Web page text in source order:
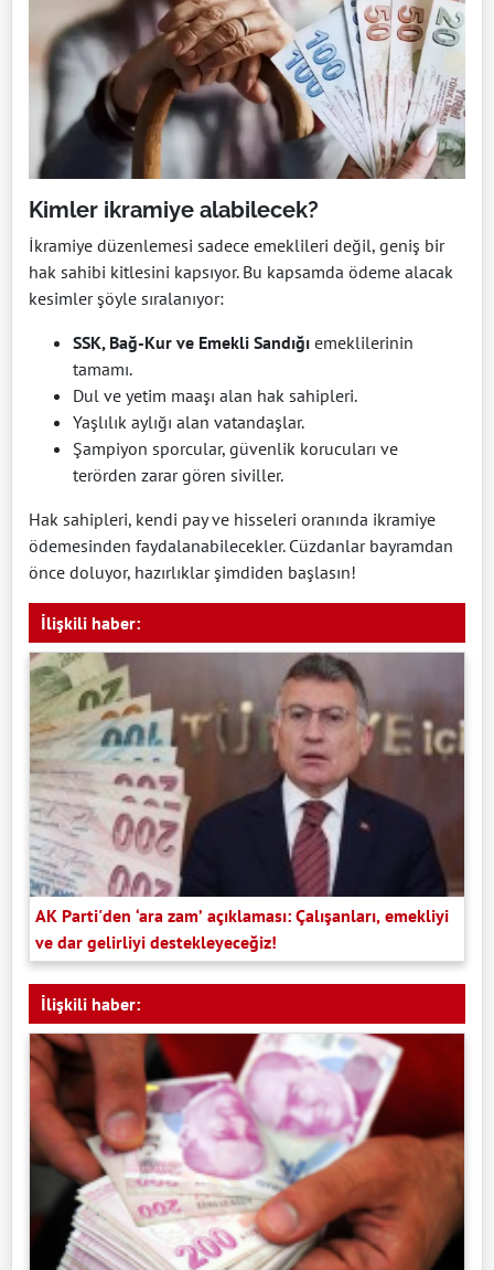
Kimler ikramiye alabilecek?
İkramiye düzenlemesi sadece emeklileri değil, geniş bir
hak sahibi kitlesini kapsıyor. Bu kapsamda ödeme alacak
kesimler şöyle sıralanıyor:
SSK, Bağ-Kur ve Emekli Sandığı emeklilerinin
tamamı.
Dul ve yetim maaşı alan hak sahipleri.
Yaşlılık aylığı alan vatandaşlar.
Şampiyon sporcular, güvenlik korucuları ve
terörden zarar gören siviller.
Hak sahipleri, kendi pay ve hisseleri oranında ikramiye
ödemesinden faydalanabilecekler. Cüzdanlar bayramdan
önce doluyor, hazırlıklar şimdiden başlasın!
İlişkili haber:
AK Parti'den ‘ara zam’ açıklaması: Çalışanları, emekliyi
ve dar gelirliyi destekleyeceğiz!
İlişkili haber: